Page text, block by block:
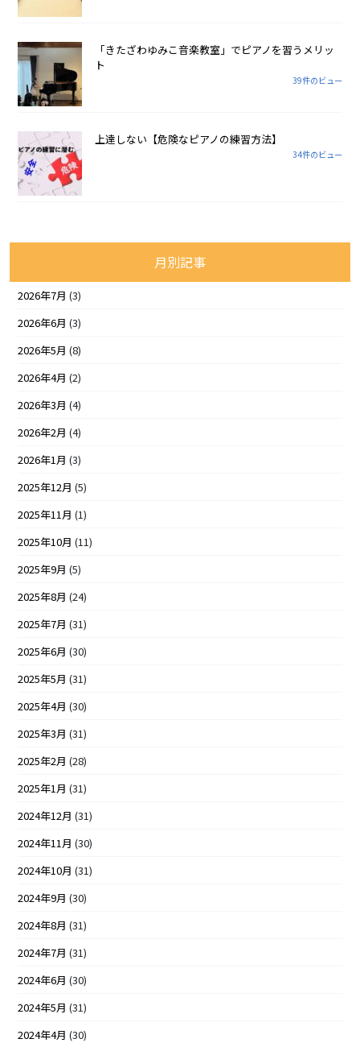
「きたざわゆみこ音楽教室」でピアノを習うメリッ
ト
39件のビュー
上達しない【危険なピアノの練習方法】
34件のビュー
月別記事
2026年7月 (3)
2026年6月 (3)
2026年5月 (8)
2026年4月 (2)
2026年3月 (4)
2026年2月 (4)
2026年1月 (3)
2025年12月 (5)
2025年11月 (1)
2025年10月 (11)
2025年9月 (5)
2025年8月 (24)
2025年7月 (31)
2025年6月 (30)
2025年5月 (31)
2025年4月 (30)
2025年3月 (31)
2025年2月 (28)
2025年1月 (31)
2024年12月 (31)
2024年11月 (30)
2024年10月 (31)
2024年9月 (30)
2024年8月 (31)
2024年7月 (31)
2024年6月 (30)
2024年5月 (31)
2024年4月 (30)